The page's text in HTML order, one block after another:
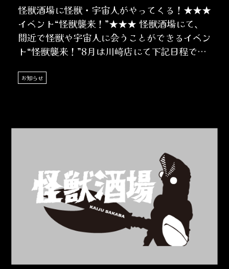
怪獣酒場に怪獣・宇宙人がやってくる！★★★
イベント“怪獣襲来！”★★★ 怪獣酒場にて、
間近で怪獣や宇宙人に会うことができるイベン
ト“怪獣襲来！”8月は川崎店にて下記日程で実
お知らせ